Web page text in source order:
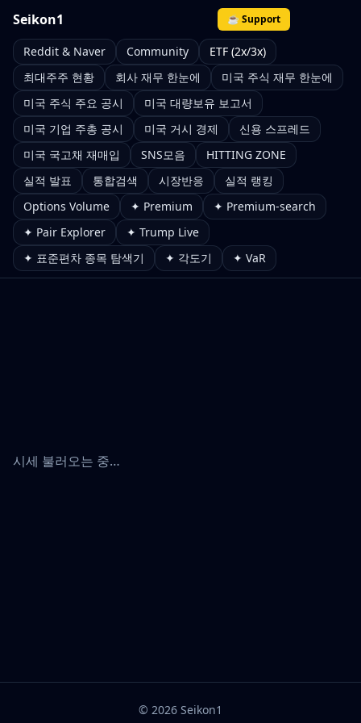
Seikon1 ☕ Support
Reddit & Naver Community
ETF (2x/3x)
최대주주 현황
회사 재무 한눈에
미국 주식 재무 한눈에
미국 주식 주요 공시
미국 대량보유 보고서
미국 기업 주총 공시
미국 거시 경제
신용 스프레드
미국 국고채 재매입
SNS모음
HITTING ZONE
실적 발표
통합검색 시장반응
실적 랭킹
Options Volume
✦ Premium
✦ Premium-search
✦ Pair Explorer
✦ Trump Live
✦ 표준편차 종목 탐색기
✦ 각도기 ✦ VaR
시세 불러오는 중…
© 2026 Seikon1